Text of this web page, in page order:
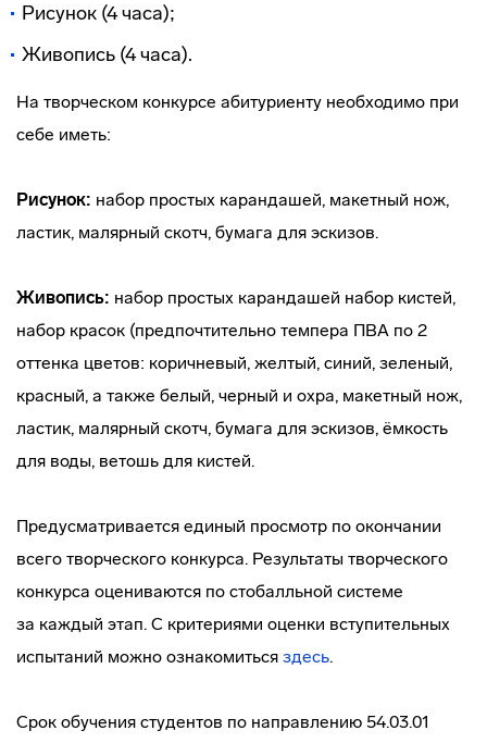
Рисунок (4 часа);
Живопись (4 часа).
На творческом конкурсе абитуриенту необходимо при
себе иметь:
Рисунок: набор простых карандашей, макетный нож,
ластик, малярный скотч, бумага для эскизов.
Живопись: набор простых карандашей набор кистей,
набор красок (предпочтительно темпера ПВА по 2
оттенка цветов: коричневый, желтый, синий, зеленый,
красный, а также белый, черный и охра, макетный нож,
ластик, малярный скотч, бумага для эскизов, ёмкость
для воды, ветошь для кистей.
Предусматривается единый просмотр по окончании
всего творческого конкурса. Результаты творческого
конкурса оцениваются по стобалльной системе
за каждый этап. C критериями оценки вступительных
испытаний можно ознакомиться здесь.
Срок обучения студентов по направлению 54.03.01